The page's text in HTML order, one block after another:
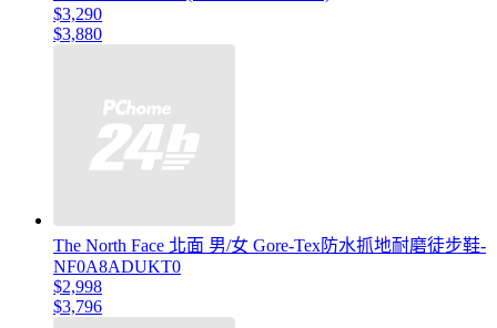
$3,290
$3,880
The North Face 北面 男/女 Gore-Tex防水抓地耐磨徒步鞋-
NF0A8ADUKT0
$2,998
$3,796